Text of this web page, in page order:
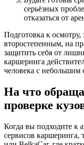
серьёзных
отказаться от
Подготовка к осмотру,
второстепенным, на
защитить себя от
каршеринга
человека с
На что
проверке
Когда вы подходите к
сервисов